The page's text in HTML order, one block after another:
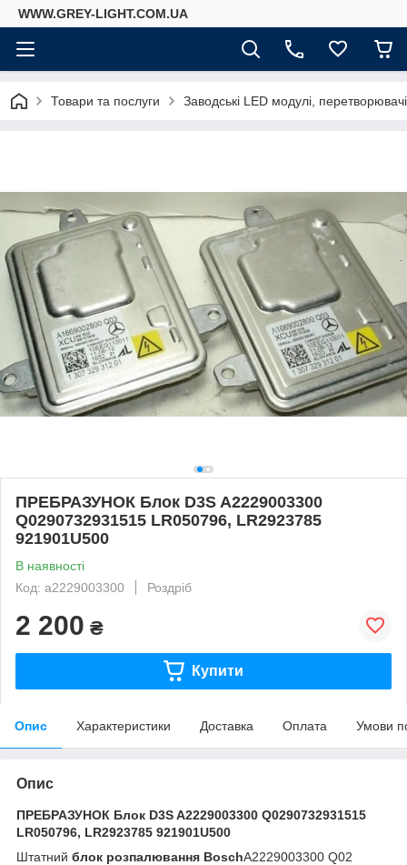
WWW.GREY-LIGHT.COM.UA
Товари та послуги Заводські LED модулі,
ПРЕБРАЗУНОК Блок D3S A2229003300
Q0290732931515 LR050796, LR2923785
921901U500
В наявності
Код: a2229003300
Роздріб
2 200 ₴
Купити
Опис Характеристики Доставка Оплата Умови
Опис
ПРЕБРАЗУНОК Блок D3S A2229003300 Q0290732931515
LR050796, LR2923785 921901U500
Штатний блок розпалювання BoschA2229003300 Q02